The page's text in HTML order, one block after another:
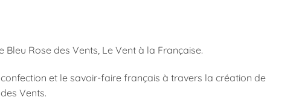
Bleu Rose des Vents, Le Vent à la Française.
et le savoir-faire français à travers la création de
Vents.